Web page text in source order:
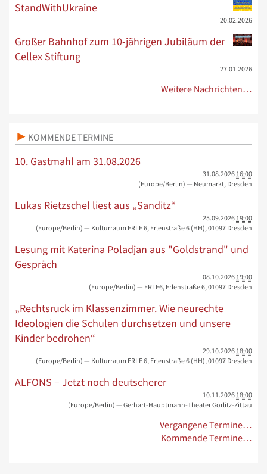
StandWithUkraine
20.02.2026
Großer Bahnhof zum 10-jährigen Jubiläum der
Cellex Stiftung
27.01.2026
Weitere Nachrichten…
KOMMENDE TERMINE
10. Gastmahl am 31.08.2026
31.08.2026 16:00
(Europe/Berlin) — Neumarkt, Dresden
Lukas Rietzschel liest aus „Sanditz“
25.09.2026 19:00
(Europe/Berlin) — Kulturraum ERLE 6, Erlenstraße 6 (HH), 01097 Dresden
Lesung mit Katerina Poladjan aus "Goldstrand" und
Gespräch
08.10.2026 19:00
(Europe/Berlin) — ERLE6, Erlenstraße 6, 01097 Dresden
„Rechtsruck im Klassenzimmer. Wie neurechte
Ideologien die Schulen durchsetzen und unsere
Kinder bedrohen“
29.10.2026 18:00
(Europe/Berlin) — Kulturraum ERLE 6, Erlenstraße 6 (HH), 01097 Dresden
ALFONS – Jetzt noch deutscherer
10.11.2026 18:00
(Europe/Berlin) — Gerhart-Hauptmann-Theater Görlitz-Zittau
Vergangene Termine…
Kommende Termine…